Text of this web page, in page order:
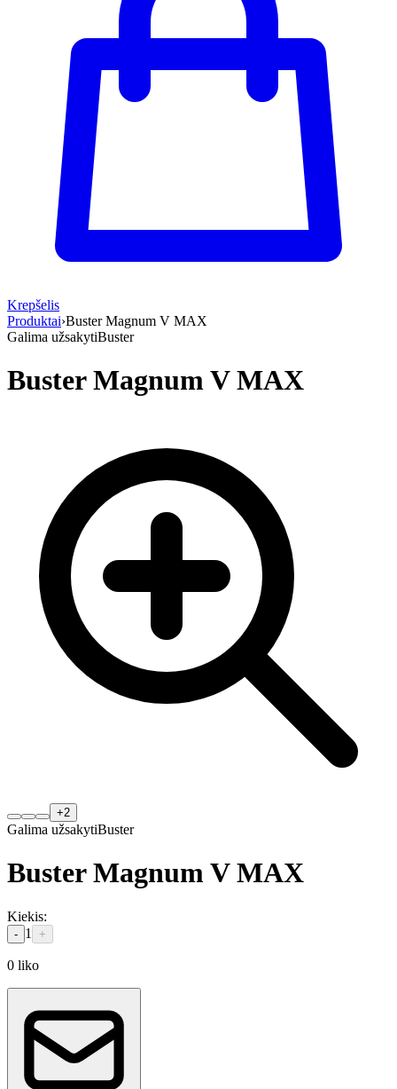
Krepšelis
Produktai›Buster Magnum V MAX
Galima užsakytiBuster
Buster Magnum V MAX
+2
Galima užsakytiBuster
Buster Magnum V MAX
Kiekis:
- 1 +
0 liko